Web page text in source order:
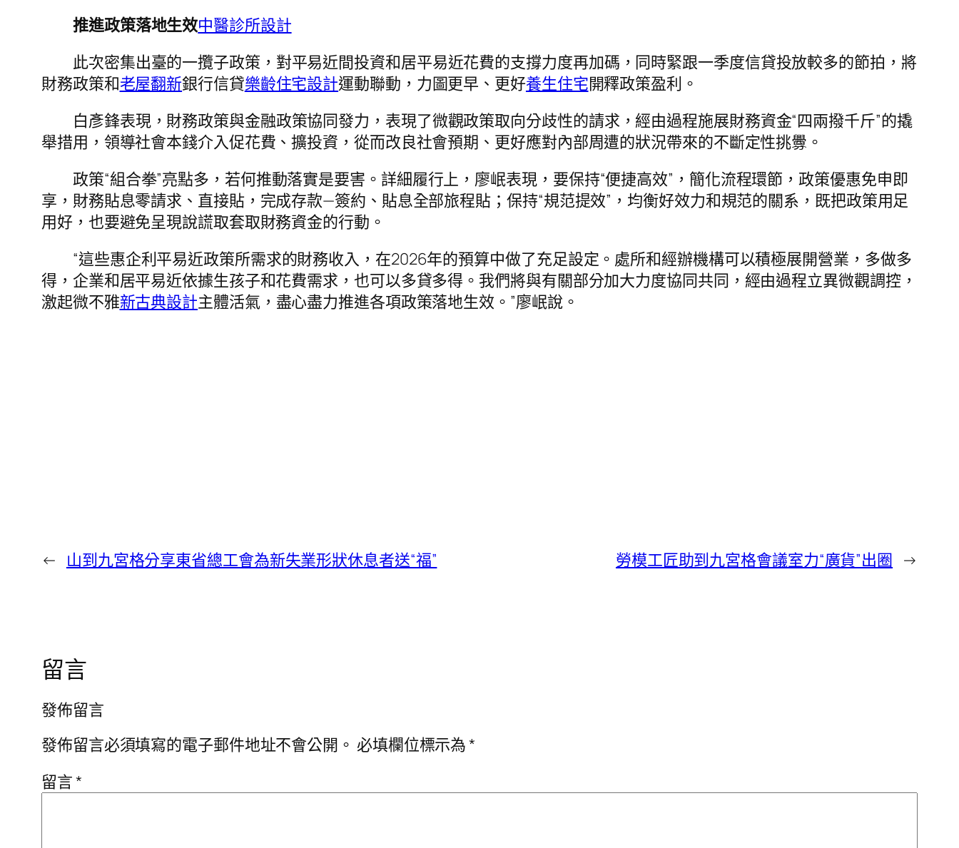
推進政策落地生效中醫診所設計
此次密集出臺的一攬子政策，對平易近間投資和居平易近花費的支撐力度再加碼，同時緊跟一季度信貸投放較多的節拍，將
財務政策和老屋翻新銀行信貸樂齡住宅設計運動聯動，力圖更早、更好養生住宅開釋政策盈利。
白彥鋒表現，財務政策與金融政策協同發力，表現了微觀政策取向分歧性的請求，經由過程施展財務資金“四兩撥千斤”的撬
舉措用，領導社會本錢介入促花費、擴投資，從而改良社會預期、更好應對內部周遭的狀況帶來的不斷定性挑釁。
政策“組合拳”亮點多，若何推動落實是要害。詳細履行上，廖岷表現，要保持“便捷高效”，簡化流程環節，政策優惠免申即
享，財務貼息零請求、直接貼，完成存款—簽約、貼息全部旅程貼；保持“規范提效”，均衡好效力和規范的關系，既把政策用足
用好，也要避免呈現說謊取套取財務資金的行動。
“這些惠企利平易近政策所需求的財務收入，在2026年的預算中做了充足設定。處所和經辦機構可以積極展開營業，多做多
得，企業和居平易近依據生孩子和花費需求，也可以多貸多得。我們將與有關部分加大力度協同共同，經由過程立異微觀調控，
激起微不雅新古典設計主體活氣，盡心盡力推進各項政策落地生效。”廖岷說。
← 山到九宮格分享東省總工會為新失業形狀休息者送“福” 勞模工匠助到九宮格會議室力“廣貨”出圈 →
留言
發佈留言
發佈留言必須填寫的電子郵件地址不會公開。 必填欄位標示為*
留言*